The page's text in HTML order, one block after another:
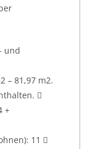
und
– 81,97 m2.

+
11 